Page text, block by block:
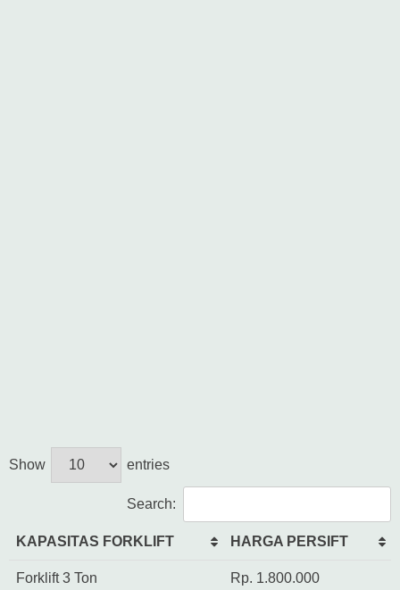
Show entries
Search:
KAPASITAS FORKLIFT HARGA PERSIFT
Forklift 3 Ton Rp. 1.800.000